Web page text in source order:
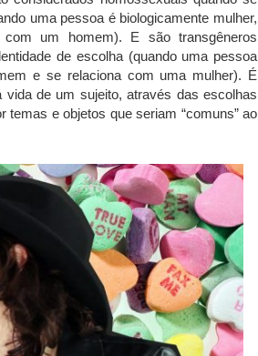
uma pessoa é biologicamente mulher,
um homem). E são transgêneros
de escolha (quando uma pessoa
e se relaciona com uma mulher). É
de um sujeito, através das escolhas
e objetos que seriam “comuns” ao